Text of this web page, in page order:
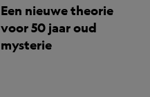
Een nieuwe theorie
voor 50 jaar oud
mysterie